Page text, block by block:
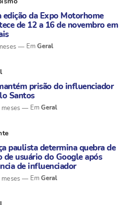
edição da Expo Motorhome
de 12 a 16 de novembro em
Geral
prisão do influenciador
Santos
Geral
paulista determina quebra de
de usuário do Google após
de influenciador
Geral